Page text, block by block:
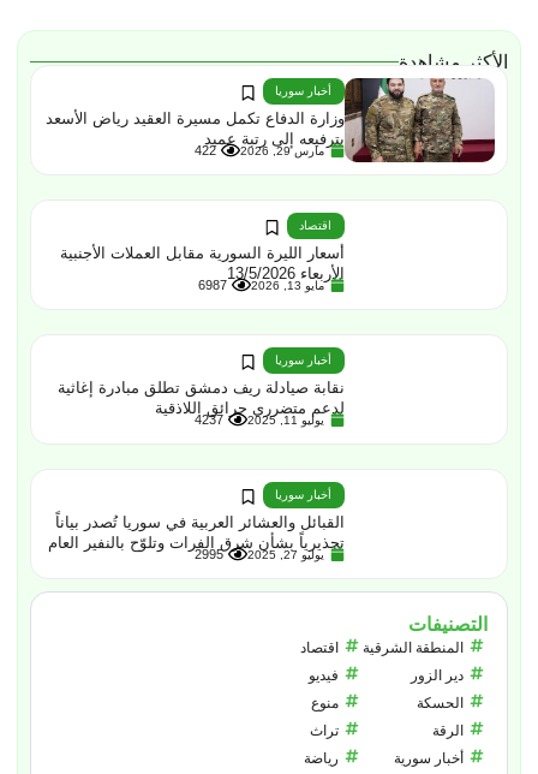
الأكثر مشاهدة
أخبار سوريا
وزارة الدفاع تكمل مسيرة العقيد رياض الأسعد
بترفيعه إلى رتبة عميد
مارس 29, 2026 422
اقتصاد
أسعار الليرة السورية مقابل العملات الأجنبية
الأربعاء 13/5/2026
مايو 13, 2026 6987
أخبار سوريا
نقابة صيادلة ريف دمشق تطلق مبادرة إغاثية
لدعم متضرري حرائق اللاذقية
يوليو 11, 2025 4237
أخبار سوريا
القبائل والعشائر العربية في سوريا تُصدر بياناً
تحذيرياً بشأن شرق الفرات وتلوّح بالنفير العام
يوليو 27, 2025 2995
التصنيفات
المنطقة الشرقية
دير الزور
الحسكة
الرقة
أخبار سورية
اقتصاد
فيديو
منوع
تراث
رياضة